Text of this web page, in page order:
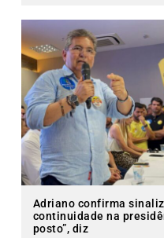
Adriano confirma
continuidade na
posto”, diz